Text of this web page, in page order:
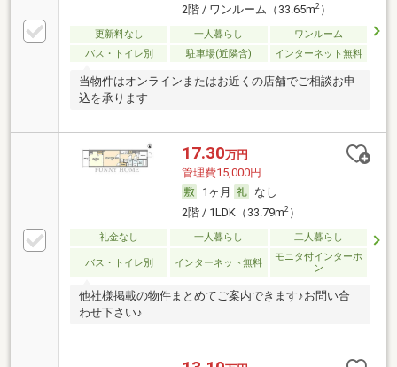
2階 / ワンルーム（33.65m2）
更新料なし 一人暮らし
ワンルーム
バス・トイレ別
駐車場(近隣含) インターネット無料
当物件はオンラインまたはお近くの店舗でご相談お申
込を承ります
17.30万円
管理費15,000円
1ヶ月
なし
2階 / 1LDK（33.79m2）
礼金なし 一人暮らし 二人暮らし
バス・トイレ別 インターネット無料
モニタ付インターホ
ン
他社様掲載の物件まとめてご案内できます♪お問い合
わせ下さい♪